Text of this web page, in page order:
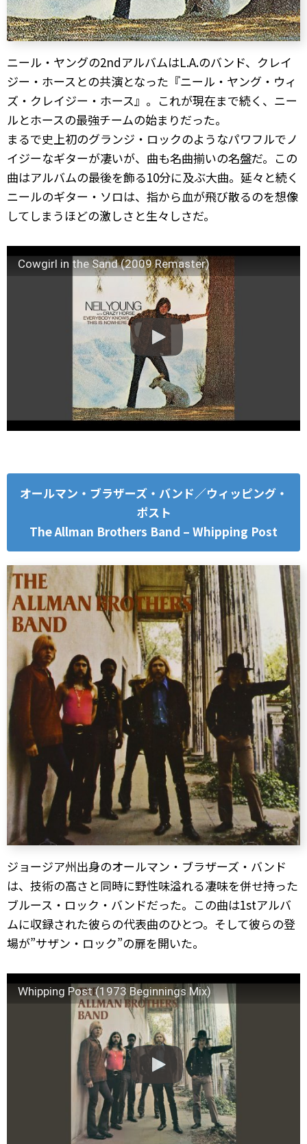
ニール・ヤングの2ndアルバムはL.A.のバンド、クレイ
ジー・ホースとの共演となった『ニール・ヤング・ウィ
ズ・クレイジー・ホース』。これが現在まで続く、ニー
ルとホースの最強チームの始まりだった。
まるで史上初のグランジ・ロックのようなパワフルでノ
イジーなギターが凄いが、曲も名曲揃いの名盤だ。この
曲はアルバムの最後を飾る10分に及ぶ大曲。延々と続く
ニールのギター・ソロは、指から血が飛び散るのを想像
してしまうほどの激しさと生々しさだ。
Cowgirl in the Sand (2009 Remaster)
オールマン・ブラザーズ・バンド／ウィッピング・
ポスト
The Allman Brothers Band – Whipping Post
ジョージア州出身のオールマン・ブラザーズ・バンド
は、技術の高さと同時に野性味溢れる凄味を併せ持った
ブルース・ロック・バンドだった。この曲は1stアルバ
ムに収録された彼らの代表曲のひとつ。そして彼らの登
場が”サザン・ロック”の扉を開いた。
Whipping Post (1973 Beginnings Mix)